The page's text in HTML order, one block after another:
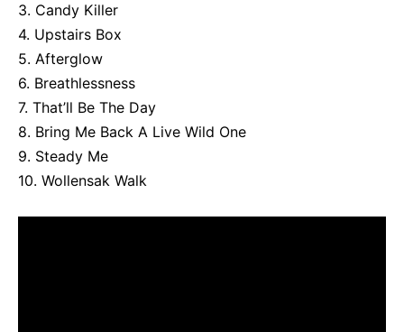
3. Candy Killer
4. Upstairs Box
5. Afterglow
6. Breathlessness
7. That’ll Be The Day
8. Bring Me Back A Live Wild One
9. Steady Me
10. Wollensak Walk